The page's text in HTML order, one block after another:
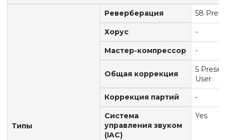
Типы
Реверберация 58
Хорус -
Мастер-компрессор -
Общая коррекция
5 Preset
User
Коррекция партий
-
Система
управления звуком
(IAC)
Yes